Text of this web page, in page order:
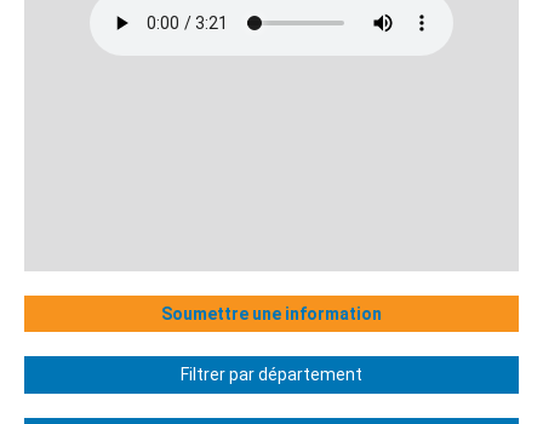
Soumettre une information
Filtrer par département